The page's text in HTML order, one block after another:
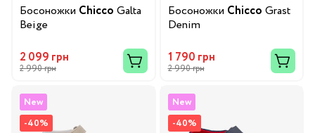
Босоножки Chicco Galta
Beige
2 099 грн
2 990 грн
Босоножки Chicco Grast
Denim
1 790 грн
2 990 грн
New
-40%
New
-40%